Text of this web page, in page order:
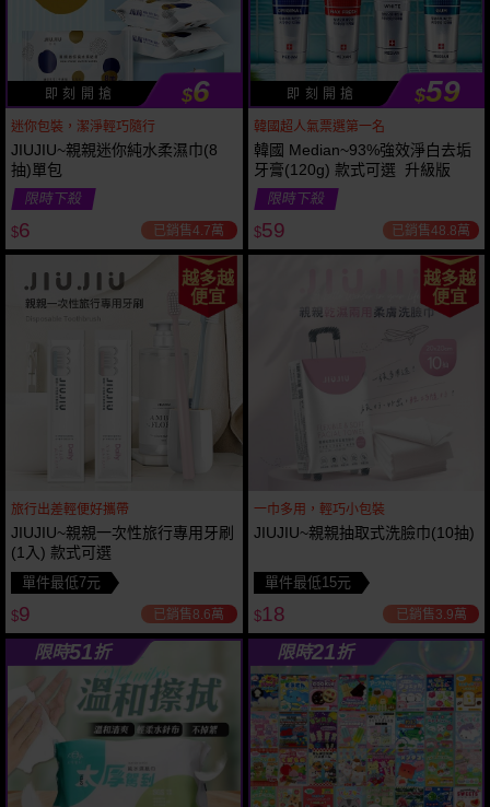
即 刻 開 搶 $6
迷你包裝，潔淨輕巧隨行
JIUJIU~親親迷你純水柔濕巾(8
抽)單包
限時下殺
$6 已銷售4.7萬
即 刻 開 搶 $59
韓國超人氣票選第一名
韓國 Median~93%強效淨白去垢
牙膏(120g) 款式可選 升級版
限時下殺
$59 已銷售48.8萬
越多越
便宜
旅行出差輕便好攜帶
JIUJIU~親親一次性旅行專用牙刷
(1入) 款式可選
單件最低7元
$9 已銷售8.6萬
越多越
便宜
一巾多用，輕巧小包裝
JIUJIU~親親抽取式洗臉巾(10抽)
單件最低15元
$18 已銷售3.9萬
限時51折 限時21折